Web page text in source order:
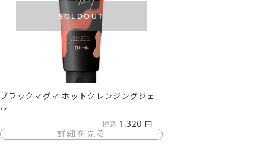
SOLDOUT
ブラックマグマ ホットクレンジングジェ
ル
税込 1,320
詳細を見る